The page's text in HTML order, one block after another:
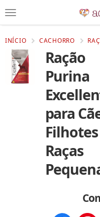
INÍCIO CACHORRO
Ração
Purina
para
Raças